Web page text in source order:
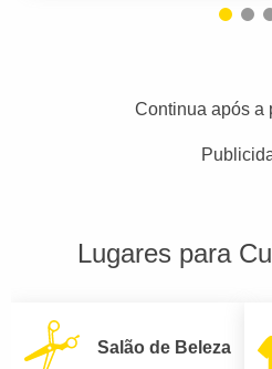
Continua após a
Lugares para
Salão de Beleza